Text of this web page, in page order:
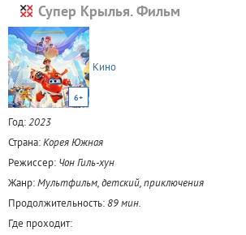
Супер Крылья. Фильм
6+
Кино
Год:2023
Страна:Корея Южная
Режиссер: Чон Гиль-хун
Жанр:Мультфильм, детский, приключения
Продолжительность:89 мин.
Где проходит: